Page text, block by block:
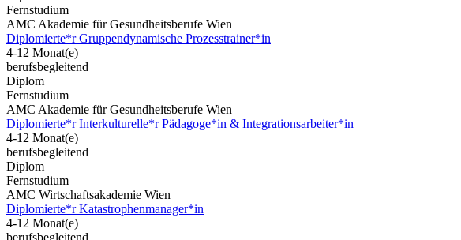
Fernstudium
AMC Akademie für Gesundheitsberufe Wien
Diplomierte*r Gruppendynamische Prozesstrainer*in
4-12 Monat(e)
berufsbegleitend
Diplom
Fernstudium
AMC Akademie für Gesundheitsberufe Wien
Diplomierte*r Interkulturelle*r Pädagoge*in & Integrationsarbeiter*in
4-12 Monat(e)
berufsbegleitend
Diplom
Fernstudium
AMC Wirtschaftsakademie Wien
Diplomierte*r Katastrophenmanager*in
4-12 Monat(e)